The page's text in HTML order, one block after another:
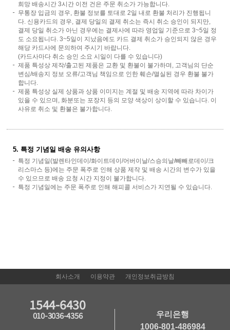
희망 배송시간 3시간 이전 건은 주문 취소가 가능합니다.
무통장 입금의 경우, 환불 정보를 토대로 2일 내로 환불 처리가 진행됩니
다. 신용카드의 경우, 결제 당일의 결제 취소는 즉시 취소 승인이 되지만,
결제 당일 취소가 아닌 경우에는 결제사에 따라 영업일 기준으로 3~5일 정
도 소요됩니다. 3~5일이 지났음에도 카드 결제 취소가 승인되지 않은 경우
해당 카드사에 문의하여 주시기 바랍니다.
(카드사마다 취소 승인 소요 시일이 다를 수 있습니다)
제품 특성상 제작/출고된 제품은 교환 및 환불이 불가하며, 고객님의 단순
변심/배송지 정보 오류/고객님 책임으로 인한 훼손/멸실된 경우 환불 불가
합니다.
제품 특성상 실제 상품과 상품 이미지는 계절 및 배송 지역에 따라 차이가
있을 수 있으며, 화분또는 포장지 등의 모양 색상이 상이할 수 있습니다. 이
사유로 취소 및 환불은 불가합니다.
5. 특정 기념일 배송 유의사항
특정 기념일(발렌타인데이/화이트데이/어버이날/스승의날/빼빼로데이/크
리스마스 등)에는 주문 폭주로 인해 상품 제작 및 배송 시간의 변수가 있을
수 있으므로 배송 요청 시간 지정이 불가합니다.
특정 기념일에는 주문 폭주로 인해 해피콜 서비스가 지연될 수 있습니다.
회사소개 이용약관 개인정보취급방침
1544-6430
010-3036-4356
우리은행
1006-801-486984